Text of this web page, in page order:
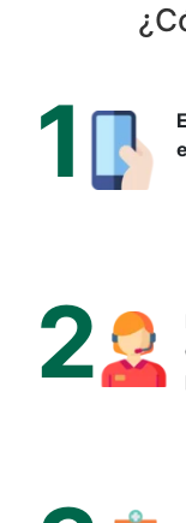
La extirpación
tratamiento del
principalmente la
1
2